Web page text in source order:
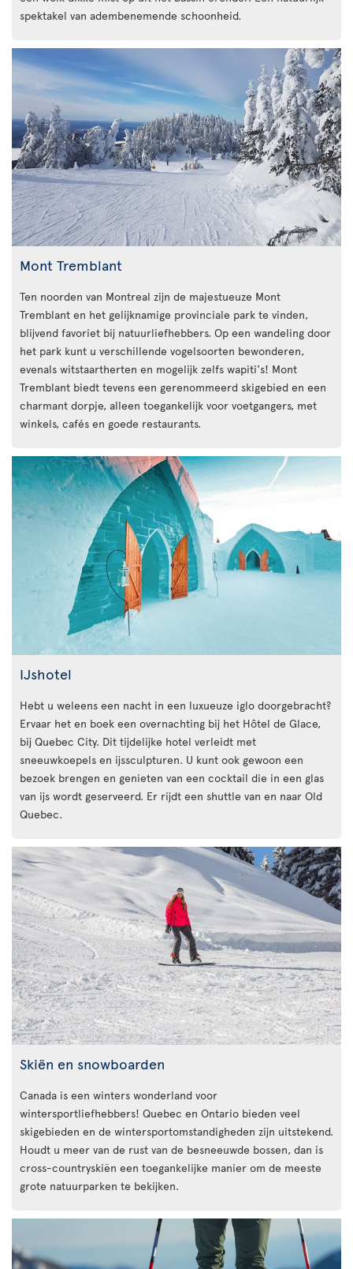
spektakel van adembenemende schoonheid.
Mont Tremblant
Ten noorden van Montreal zijn de majestueuze Mont
Tremblant en het gelijknamige provinciale park te vinden,
blijvend favoriet bij natuurliefhebbers. Op een wandeling door
het park kunt u verschillende vogelsoorten bewonderen,
evenals witstaartherten en mogelijk zelfs wapiti's! Mont
Tremblant biedt tevens een gerenommeerd skigebied en een
charmant dorpje, alleen toegankelijk voor voetgangers, met
winkels, cafés en goede restaurants.
IJshotel
Hebt u weleens een nacht in een luxueuze iglo doorgebracht?
Ervaar het en boek een overnachting bij het Hôtel de Glace,
bij Quebec City. Dit tijdelijke hotel verleidt met
sneeuwkoepels en ijssculpturen. U kunt ook gewoon een
bezoek brengen en genieten van een cocktail die in een glas
van ijs wordt geserveerd. Er rijdt een shuttle van en naar Old
Quebec.
Skiën en snowboarden
Canada is een winters wonderland voor
wintersportliefhebbers! Quebec en Ontario bieden veel
skigebieden en de wintersportomstandigheden zijn uitstekend.
Houdt u meer van de rust van de besneeuwde bossen, dan is
cross-countryskiën een toegankelijke manier om de meeste
grote natuurparken te bekijken.